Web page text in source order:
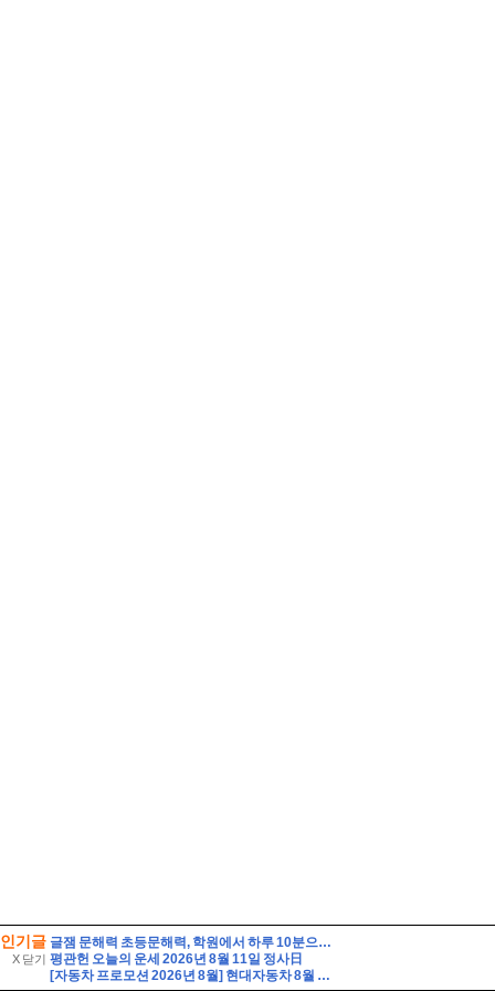
인기글
X 닫기
글잼 문해력 초등문해력, 학원에서 하루 10분으로 시작하는 AI 문해력 관리
평관헌 오늘의 운세 2026년 8월 11일 정사日
[자동차 프로모션 2026년 8월] 현대자동차 8월 프로모션